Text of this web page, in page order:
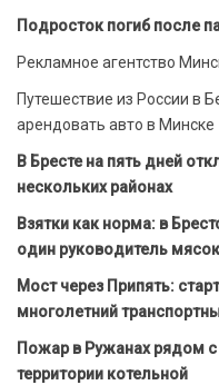
Подросток погиб после
Рекламное агентство
Путешествие из России в
арендовать авто в Минске
В Бресте на пять дней
нескольких районах
Взятки как норма: в
один руководитель
Мост через Припять:
многолетний
Пожар в Ружанах рядом с
территории котельной